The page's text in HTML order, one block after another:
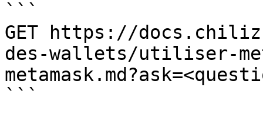
```
GET https://
des-wallets/utiliser-
```